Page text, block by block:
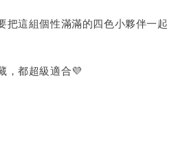
把這組個性滿滿的四色小夥伴一起
，都超級適合💜